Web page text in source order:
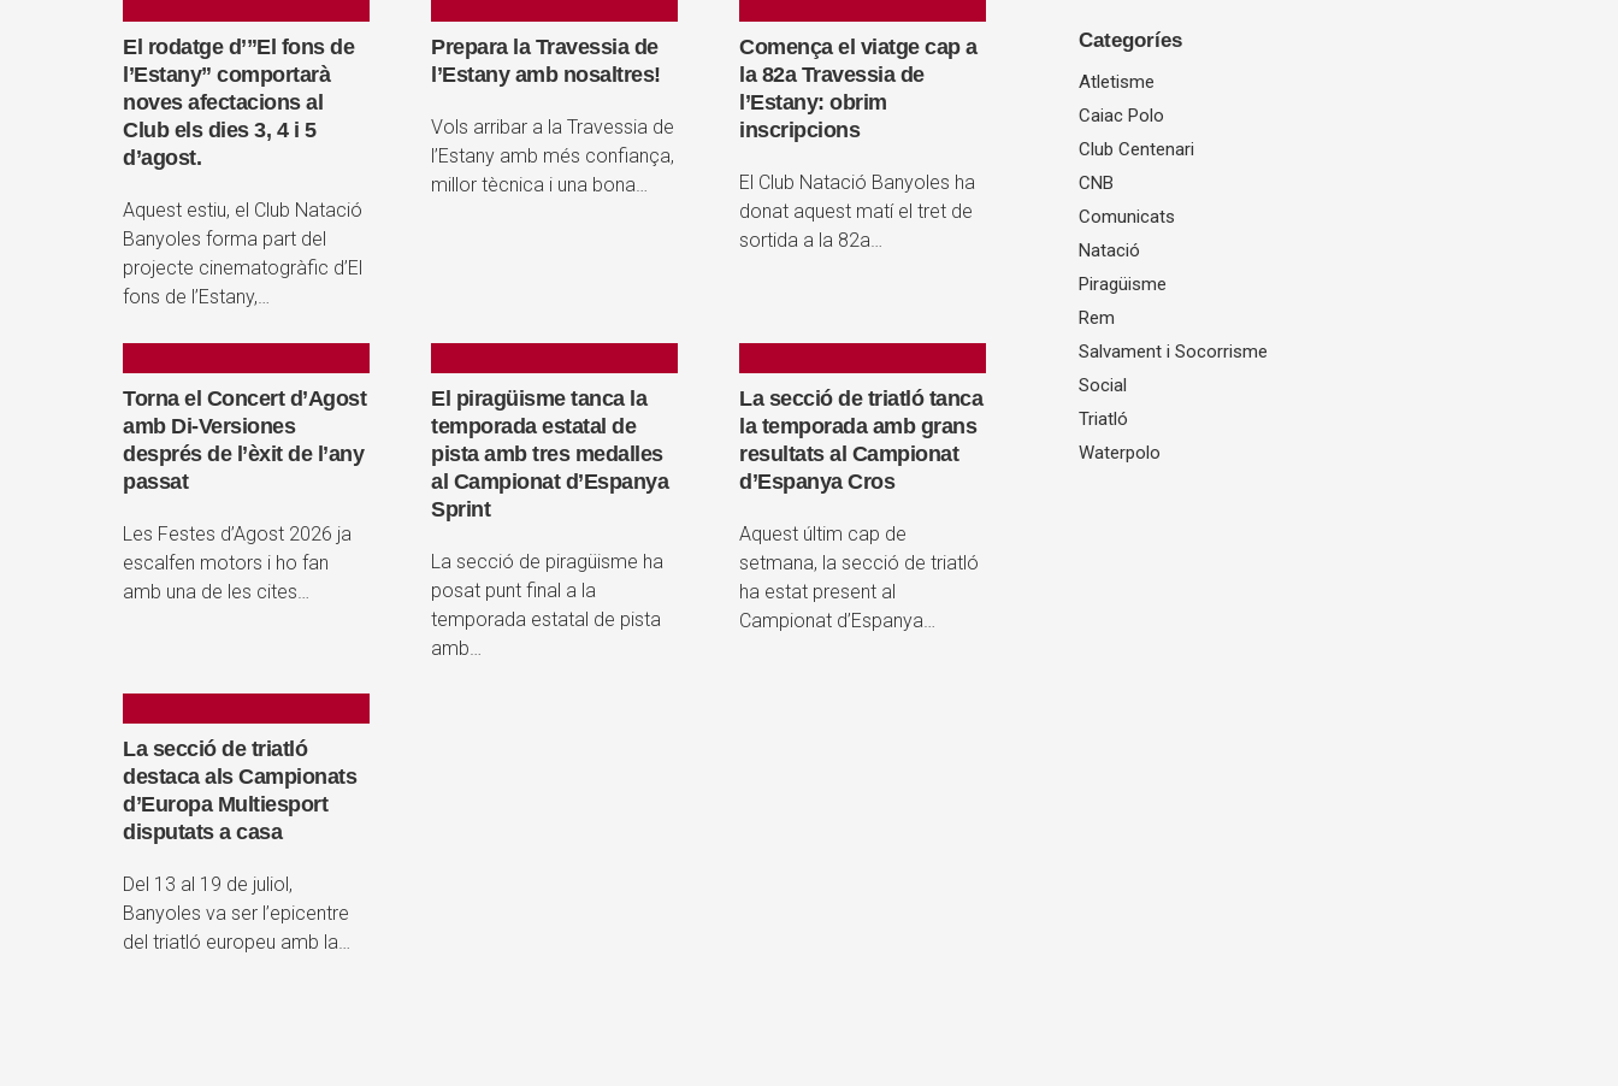
El rodatge d’”El fons de
l’Estany” comportarà
noves afectacions al
Club els dies 3, 4 i 5
d’agost.
Aquest estiu, el Club Natació
Banyoles forma part del
projecte cinematogràfic d’El
fons de l’Estany,…
Prepara la Travessia de
l’Estany amb nosaltres!
Vols arribar a la Travessia de
l’Estany amb més confiança,
millor tècnica i una bona…
Comença el viatge cap a
la 82a Travessia de
l’Estany: obrim
inscripcions
El Club Natació Banyoles ha
donat aquest matí el tret de
sortida a la 82a…
Torna el Concert d’Agost
amb Di-Versiones
després de l’èxit de l’any
passat
Les Festes d’Agost 2026 ja
escalfen motors i ho fan
amb una de les cites…
El piragüisme tanca la
temporada estatal de
pista amb tres medalles
al Campionat d’Espanya
Sprint
La secció de piragüisme ha
posat punt final a la
temporada estatal de pista
amb…
La secció de triatló tanca
la temporada amb grans
resultats al Campionat
d’Espanya Cros
Aquest últim cap de
setmana, la secció de triatló
ha estat present al
Campionat d’Espanya…
La secció de triatló
destaca als Campionats
d’Europa Multiesport
disputats a casa
Del 13 al 19 de juliol,
Banyoles va ser l’epicentre
del triatló europeu amb la…
Categoríes
Atletisme
Caiac Polo
Club Centenari
CNB
Comunicats
Natació
Piragüisme
Rem
Salvament i Socorrisme
Social
Triatló
Waterpolo